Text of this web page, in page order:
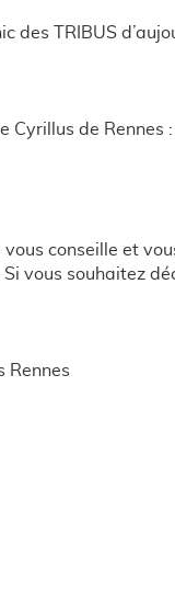
des TRIBUS
Cyrillus de
conseille et
Si vous souhaitez
Rennes